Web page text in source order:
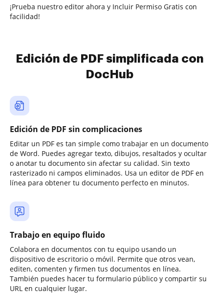
¡Prueba nuestro editor ahora y Incluir Permiso Gratis con
facilidad!
Edición de PDF simplificada con
DocHub
Edición de PDF sin complicaciones
Editar un PDF es tan simple como trabajar en un documento
de Word. Puedes agregar texto, dibujos, resaltados y ocultar
o anotar tu documento sin afectar su calidad. Sin texto
rasterizado ni campos eliminados. Usa un editor de PDF en
línea para obtener tu documento perfecto en minutos.
Trabajo en equipo fluido
Colabora en documentos con tu equipo usando un
dispositivo de escritorio o móvil. Permite que otros vean,
editen, comenten y firmen tus documentos en línea.
También puedes hacer tu formulario público y compartir su
URL en cualquier lugar.